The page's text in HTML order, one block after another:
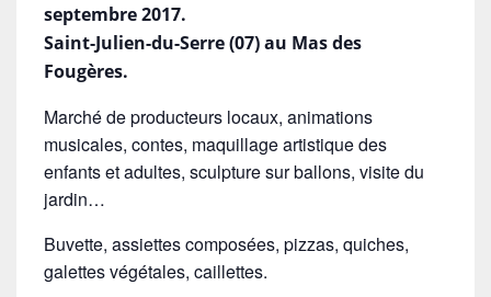
septembre 2017.
Saint-Julien-du-Serre (07) au Mas des
Fougères.
Marché de producteurs locaux, animations
musicales, contes, maquillage artistique des
enfants et adultes, sculpture sur ballons, visite du
jardin…
Buvette, assiettes composées, pizzas, quiches,
galettes végétales, caillettes.